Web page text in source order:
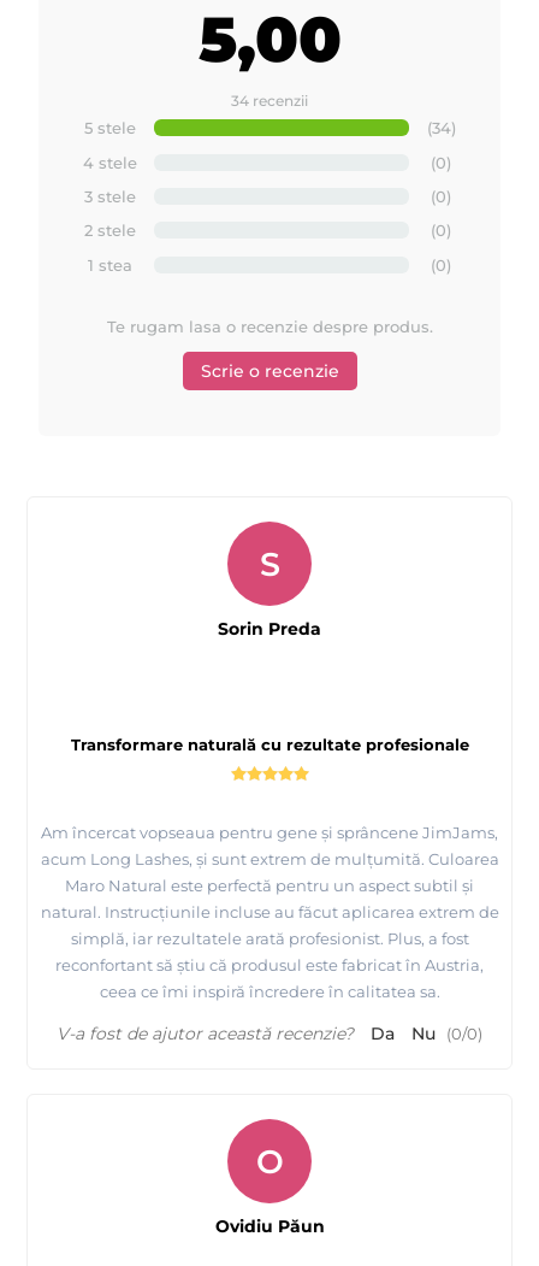
5,00
34 recenzii
5 stele
(34)
4 stele
(0)
3 stele
(0)
2 stele
(0)
1 stea
(0)
Te rugam lasa o recenzie despre produs.
Scrie o recenzie
Transformare naturală cu rezultate profesionale
Am încercat vopseaua pentru gene și sprâncene JimJams,
acum Long Lashes, și sunt extrem de mulțumită. Culoarea
Maro Natural este perfectă pentru un aspect subtil și
natural. Instrucțiunile incluse au făcut aplicarea extrem de
simplă, iar rezultatele arată profesionist. Plus, a fost
reconfortant să știu că produsul este fabricat în Austria,
ceea ce îmi inspiră încredere în calitatea sa.
S
Sorin Preda
V-a fost de ajutor această recenzie? Da Nu (0/0)
O
Ovidiu Păun